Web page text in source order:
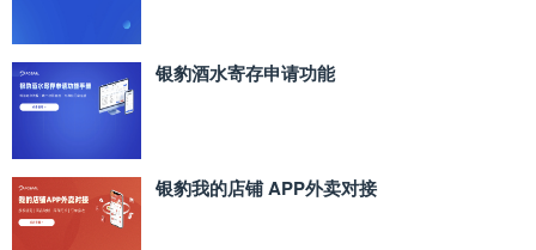
银豹酒水寄存申请功能
银豹我的店铺 APP外卖对接